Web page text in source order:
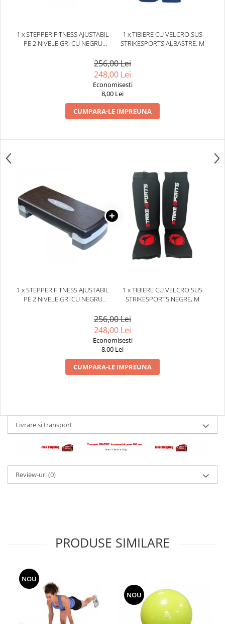
Suprafete de lupta/Dotari sala
Proteine & Aminoacizi
Suplimente pt Masa Musculara
Creatina
Medicina Sportiva/Recuperare
1 x STEPPER FITNESS AJUSTABIL
PE 2 NIVELE GRI CU NEGRU
1 x TIBIERE CU VELCRO SUS
STRIKESPORTS ALBASTRE, M
256,00 Lei
248,00 Lei
Economisesti
8,00 Lei
CUMPARA-LE IMPREUNA
1 x STEPPER FITNESS AJUSTABIL
PE 2 NIVELE GRI CU NEGRU
1 x TIBIERE CU VELCRO SUS
STRIKESPORTS NEGRE, M
256,00 Lei
248,00 Lei
Economisesti
8,00 Lei
CUMPARA-LE IMPREUNA
Livrare si transport
Review-uri(0)
PRODUSE SIMILARE
NOU
NOU